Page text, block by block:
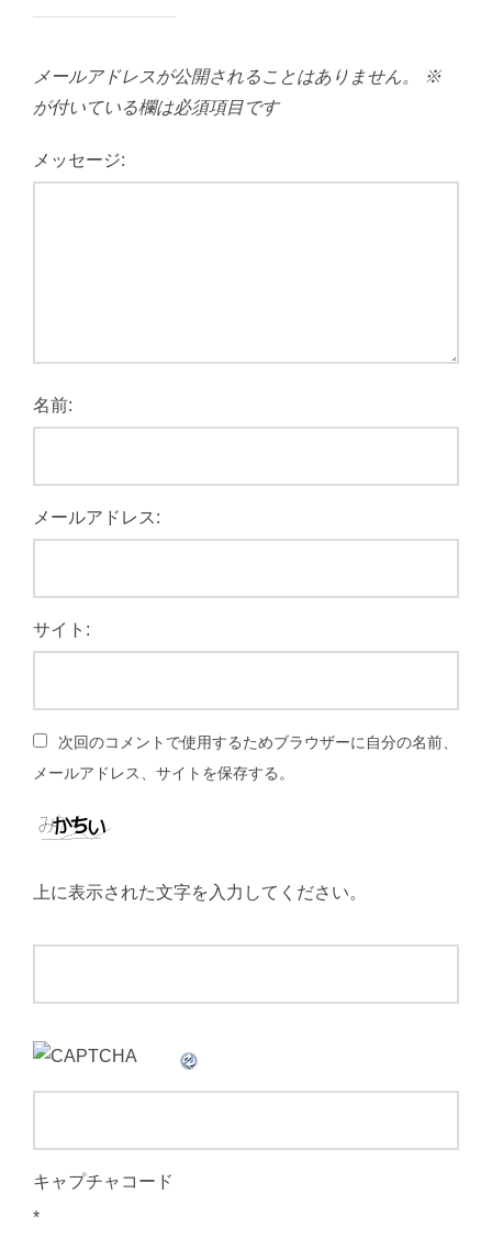
メールアドレスが公開されることはありません。
※
が付いている欄は必須項目です
メッセージ:
名前:
メールアドレス:
サイト:
次回のコメントで使用するためブラウザーに自分の名前、
メールアドレス、サイトを保存する。
上に表示された文字を入力してください。
キャプチャコード
*